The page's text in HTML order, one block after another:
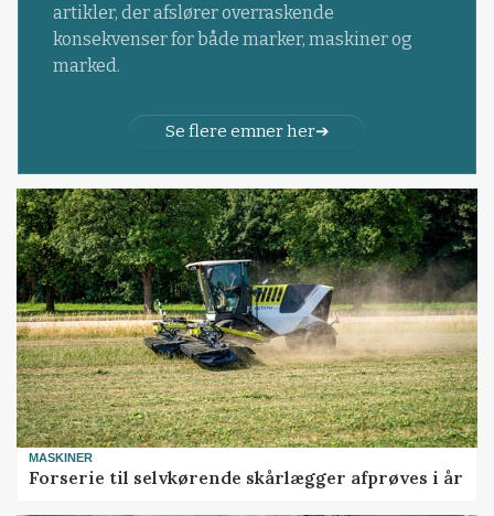
artikler, der afslører overraskende
konsekvenser for både marker, maskiner og
marked.
Se flere emner her
MASKINER
Forserie til selvkørende skårlægger afprøves i år